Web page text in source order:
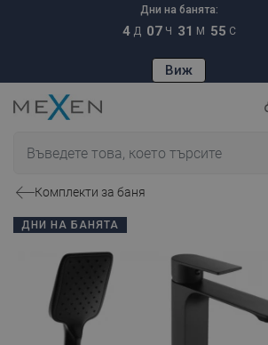
Дни на банята:
4 Д 07 Ч 31 М 54 С
Виж
Комплекти за баня
ДНИ НА БАНЯТА